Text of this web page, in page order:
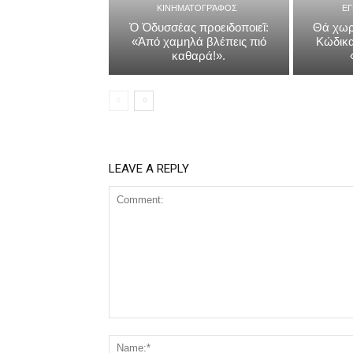
ΚΙΝΗΜΑΤΟΓΡΆΦΟΣ
Ὁ Ὀδυσσέας προειδοποιεῖ:
«Ἀπό χαμηλά βλέπεις πιό
καθαρά!».
Θά
LEAVE A REPLY